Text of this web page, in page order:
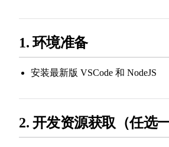
1. 环境准备
安装最新版 VSCode 和 NodeJS
2. 开发资源获取（任选